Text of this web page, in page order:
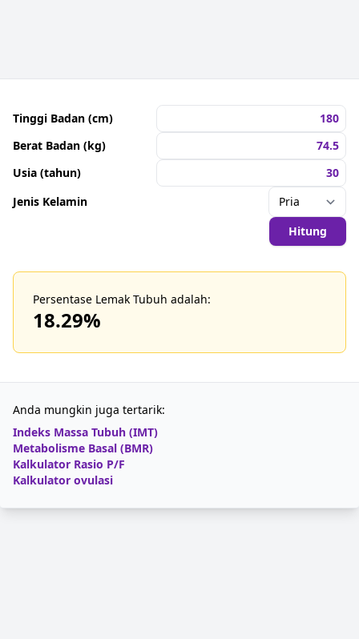
Tinggi Badan (cm)
Berat Badan (kg)
Usia (tahun)
Jenis Kelamin
Hitung
Persentase Lemak Tubuh adalah:
18.29%
Anda mungkin juga tertarik:
Indeks Massa Tubuh (IMT)
Metabolisme Basal (BMR)
Kalkulator Rasio P/F
Kalkulator ovulasi